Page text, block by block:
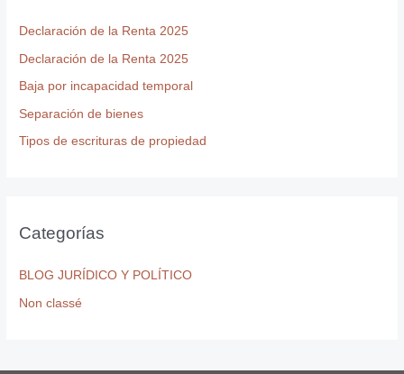
p
o
r
:
Declaración de la Renta 2025
Declaración de la Renta 2025
Baja por incapacidad temporal
Separación de bienes
Tipos de escrituras de propiedad
Categorías
BLOG JURÍDICO Y POLÍTICO
Non classé